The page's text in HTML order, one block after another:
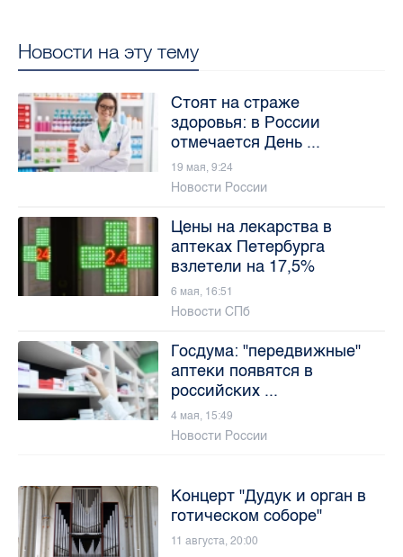
Новости на эту тему
Стоят на страже
здоровья: в России
отмечается День ...
19 мая, 9:24
Новости России
Цены на лекарства в
аптеках Петербурга
взлетели на 17,5%
6 мая, 16:51
Новости СПб
Госдума: "передвижные"
аптеки появятся в
российских ...
4 мая, 15:49
Новости России
Концерт "Дудук и орган в
готическом соборе"
11 августа, 20:00